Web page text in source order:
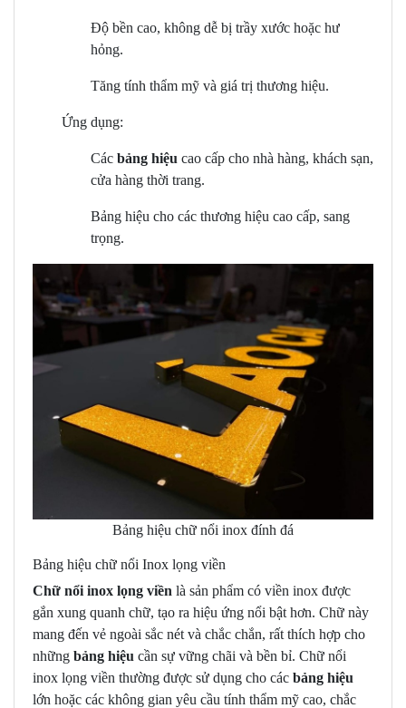
Độ bền cao, không dễ bị trầy xước hoặc hư
hỏng.
Tăng tính thẩm mỹ và giá trị thương hiệu.
Ứng dụng:
Các bảng hiệu cao cấp cho nhà hàng, khách sạn,
cửa hàng thời trang.
Bảng hiệu cho các thương hiệu cao cấp, sang
trọng.
Bảng hiệu chữ nổi inox đính đá
Bảng hiệu chữ nổi Inox lọng viền
Chữ nổi inox lọng viền là sản phẩm có viền inox được
gắn xung quanh chữ, tạo ra hiệu ứng nổi bật hơn. Chữ này
mang đến vẻ ngoài sắc nét và chắc chắn, rất thích hợp cho
những bảng hiệu cần sự vững chãi và bền bỉ. Chữ nổi
inox lọng viền thường được sử dụng cho các bảng hiệu
lớn hoặc các không gian yêu cầu tính thẩm mỹ cao, chắc